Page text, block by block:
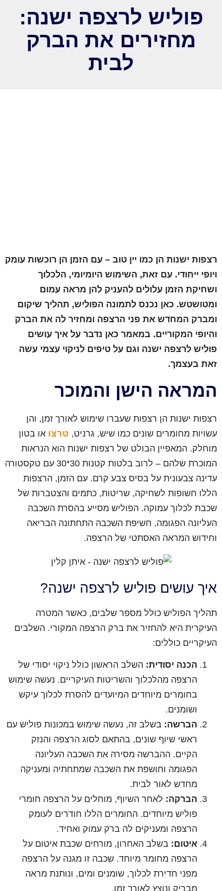
פוליש לרצפה ישנה:
מחזירים את הברק
לבית
רצפות ישנות הן כמו יין טוב – עם הזמן הן רוכשות עומק
ויופי ייחודי. עם זאת, השימוש היומיומי, הלכלוך
ושחיקת הזמן עלולים להעניק להן מראה עמום
ומטושטש. כאן נכנס לתמונה הפוליש, תהליך שיקום
ומברק המחדש את פני הרצפה ומחזיר לה את הברק
והיופי המקוריים. במאמר כאן נדבר על איך עושים
פוליש לרצפה ישנה וגם על טיפים לניקוי עצמי עשה
זאת בעצמך.
המראה הישן והמוכר
רצפות ישנות הן רצפות שעברו שימוש לאורך זמן, והן
עשויות מחומרים שונים כמו שיש, גרניט, טרצו או בטון
מוחלק. המאפיין הבולט של רצפות ישנות הוא הנראות
המוכרת שלהם – לרוב בלטות קטנות 30*30 עם טקסטורה
עדינה צבעונית על בסיס צבע קרם. עם הזמן, הרצפות
הללו חשופות לשחיקה, שריטות, כתמים והצטברות של
שכבת לכלוך עמוקה. הפוליש מסייע בהסרת השכבה
העליונה הפגומה, חשיפת השכבה התחתונה הבריאה
וחידוש המראה האסתטי של הרצפה.
איך עושים פוליש לרצפה ישנה?
תהליך הפוליש כולל מספר שלבים, כאשר המטרה
העיקרית היא להחזיר את ברק הרצפה המקורי. השלבים
העיקריים כוללים:
הכנה יסודית: השלב הראשון כולל ניקוי יסודי של
הרצפה מהלכלוך והשריטות העיקריים. נעשה שימוש
בחומרים מיוחדים המיועדים להסרת לכלוך עיקש
ושומנים.
הברשה: בשלב זה, נעשה שימוש במכונות פוליש עם
ראשי שיוף שונים, בהתאם לסוג הרצפה והנזק
הקיים. ההברשה מסירה את השכבה העליונה
הפגומה וחושפת את השכבה שמתחתיה ומעניקה
מחדש לאור לבית.
הברקה: לאחר השיוף, מוחלים על הרצפה חומרי
פוליש מיוחדים. החומרים הללו חודרים לעומק
הרצפה ומעניקים לה ברק עמוק ואחיד.
איטום: בשלב האחרון, מורחים שכבת איטום על
הרצפה מחומר מיוחד. שכבה זו מגנה על הרצפה
מפני חדירת לכלוך, שומנים ומים, ונותנת מראה
מבריק ונוצץ לאורך זמן.